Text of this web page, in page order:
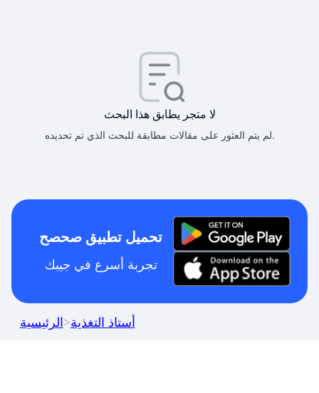
لا متجر يطابق هذا البحث
لم يتم العثور على مقالات مطابقة للبحث الذي تم تحديده.
تحميل تطبيق صحصح
تجربة أسرع في جيبك
الرئيسية>أستاذ التغذية